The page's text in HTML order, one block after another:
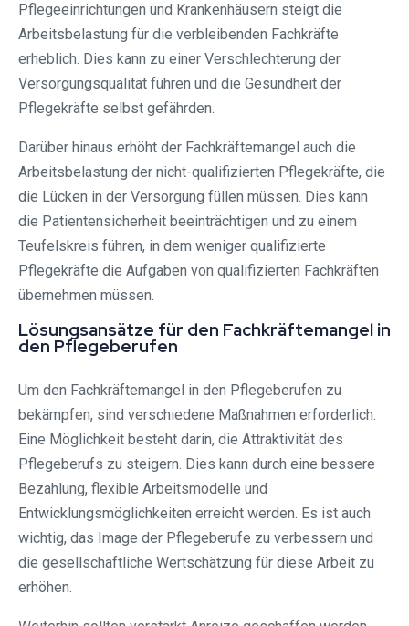
Pflegeeinrichtungen und Krankenhäusern steigt die
Arbeitsbelastung für die verbleibenden Fachkräfte
erheblich. Dies kann zu einer Verschlechterung der
Versorgungsqualität führen und die Gesundheit der
Pflegekräfte selbst gefährden.
Darüber hinaus erhöht der Fachkräftemangel auch die
Arbeitsbelastung der nicht-qualifizierten Pflegekräfte, die
die Lücken in der Versorgung füllen müssen. Dies kann
die Patientensicherheit beeinträchtigen und zu einem
Teufelskreis führen, in dem weniger qualifizierte
Pflegekräfte die Aufgaben von qualifizierten Fachkräften
übernehmen müssen.
Lösungsansätze für den Fachkräftemangel in
den Pflegeberufen
Um den Fachkräftemangel in den Pflegeberufen zu
bekämpfen, sind verschiedene Maßnahmen erforderlich.
Eine Möglichkeit besteht darin, die Attraktivität des
Pflegeberufs zu steigern. Dies kann durch eine bessere
Bezahlung, flexible Arbeitsmodelle und
Entwicklungsmöglichkeiten erreicht werden. Es ist auch
wichtig, das Image der Pflegeberufe zu verbessern und
die gesellschaftliche Wertschätzung für diese Arbeit zu
erhöhen.